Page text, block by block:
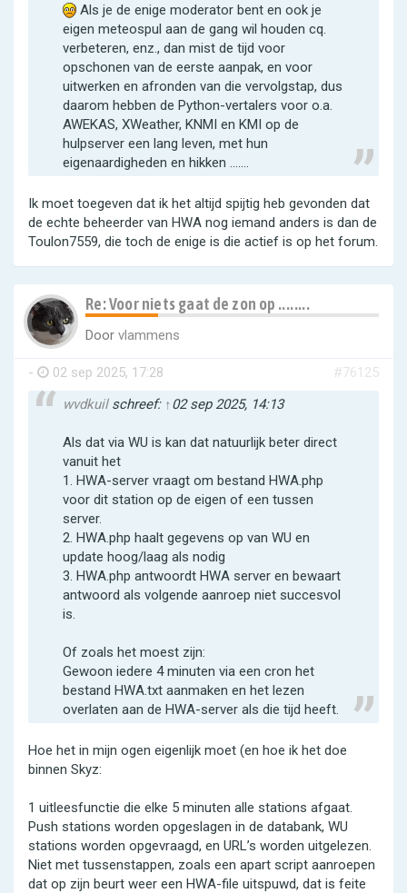
Als je de enige moderator bent en ook je
eigen meteospul aan de gang wil houden cq.
verbeteren, enz., dan mist de tijd voor
opschonen van de eerste aanpak, en voor
uitwerken en afronden van die vervolgstap, dus
daarom hebben de Python-vertalers voor o.a.
AWEKAS, XWeather, KNMI en KMI op de
hulpserver een lang leven, met hun
eigenaardigheden en hikken .......
Ik moet toegeven dat ik het altijd spijtig heb gevonden dat
de echte beheerder van HWA nog iemand anders is dan de
Toulon7559, die toch de enige is die actief is op het forum.
Re: Voor niets gaat de zon op ........
Door vlammens
- 02 sep 2025, 17:28
#76125
wvdkuilschreef: ↑02 sep 2025, 14:13
Als dat via WU is kan dat natuurlijk beter direct
vanuit het
1. HWA-server vraagt om bestand HWA.php
voor dit station op de eigen of een tussen
server.
2. HWA.php haalt gegevens op van WU en
update hoog/laag als nodig
3. HWA.php antwoordt HWA server en bewaart
antwoord als volgende aanroep niet succesvol
is.
Of zoals het moest zijn:
Gewoon iedere 4 minuten via een cron het
bestand HWA.txt aanmaken en het lezen
overlaten aan de HWA-server als die tijd heeft.
Hoe het in mijn ogen eigenlijk moet (en hoe ik het doe
binnen Skyz:
1 uitleesfunctie die elke 5 minuten alle stations afgaat.
Push stations worden opgeslagen in de databank, WU
stations worden opgevraagd, en URL’s worden uitgelezen.
Niet met tussenstappen, zoals een apart script aanroepen
dat op zijn beurt weer een HWA-file uitspuwd, dat is feite